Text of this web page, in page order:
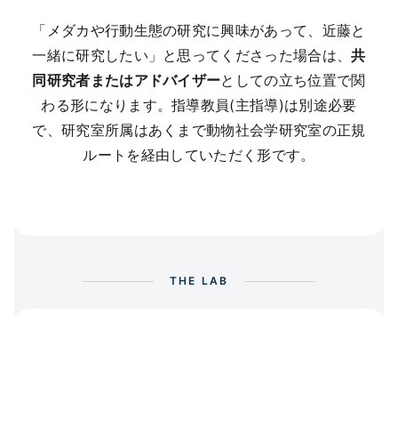
「メダカや行動生態の研究に興味があって、近藤と
一緒に研究したい」と思ってくださった場合は、共
同研究者またはアドバイザーとしての立ち位置で関
わる形になります。指導教員(主指導)は別途必要
で、研究室所属はあくまで動物社会学研究室の正規
ルートを経由していただく形です。
THE LAB